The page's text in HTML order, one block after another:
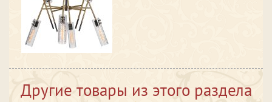
Другие товары из этого раздела